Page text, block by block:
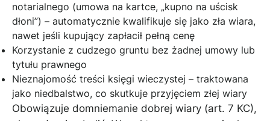
notarialnego (umowa na kartce, „kupno na uścisk
dłoni”) – automatycznie kwalifikuje się jako zła wiara,
nawet jeśli kupujący zapłacił pełną cenę
Korzystanie z cudzego gruntu bez żadnej umowy lub
tytułu prawnego
Nieznajomość treści księgi wieczystej – traktowana
jako niedbalstwo, co skutkuje przyjęciem złej wiary
Obowiązuje domniemanie dobrej wiary (art. 7 KC),